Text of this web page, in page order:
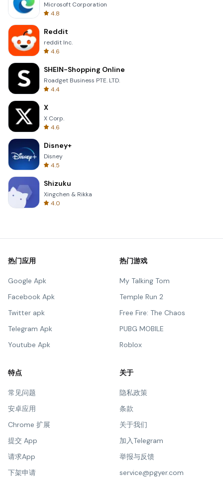
Microsoft Corporation
4.8
Reddit
reddit Inc.
4.6
SHEIN-Shopping Online
Roadget Business PTE. LTD.
4.4
X
X Corp.
4.6
Disney+
Disney
4.5
Shizuku
Xingchen & Rikka
4.0
热门应用
Google Apk
Facebook Apk
Twitter apk
Telegram Apk
Youtube Apk
热门游戏
My Talking Tom
Temple Run 2
Free Fire: The Chaos
PUBG MOBILE
Roblox
特点
常见问题
安卓应用
Chrome 扩展
提交 App
请求App
下架申请
关于
隐私政策
条款
关于我们
加入Telegram
举报与反馈
service@pgyer.com